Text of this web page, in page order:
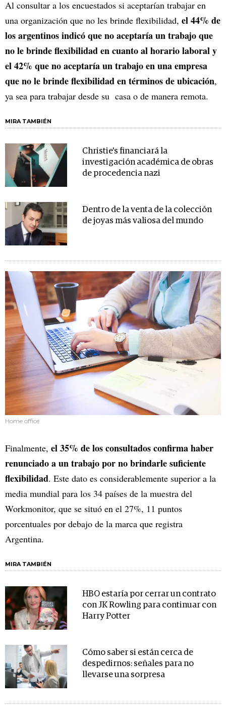
Al consultar a los encuestados si aceptarían trabajar en
una organización que no les brinde flexibilidad, el 44% de
los argentinos indicó que no aceptaría un trabajo que
no le brinde flexibilidad en cuanto al horario laboral y
el 42% que no aceptaría un trabajo en una empresa
que no le brinde flexibilidad en términos de ubicación,
ya sea para trabajar desde su casa o de manera remota.
MIRA TAMBIÉN
Christie's financiará la
investigación académica de obras
de procedencia nazi
Dentro de la venta de la colección
de joyas más valiosa del mundo
Home office
Finalmente, el 35% de los consultados confirma haber
renunciado a un trabajo por no brindarle suficiente
flexibilidad. Este dato es considerablemente superior a la
media mundial para los 34 países de la muestra del
Workmonitor, que se situó en el 27%, 11 puntos
porcentuales por debajo de la marca que registra
Argentina.
MIRA TAMBIÉN
HBO estaría por cerrar un contrato
con JK Rowling para continuar con
Harry Potter
Cómo saber si están cerca de
despedirnos: señales para no
llevarse una sorpresa